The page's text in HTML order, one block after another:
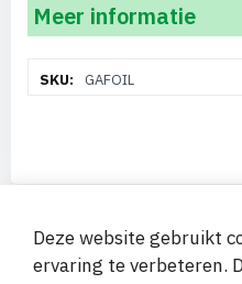
Meer informatie
informatieGAFOIL
14
Deze website gebruikt
ervaring te verbeteren.